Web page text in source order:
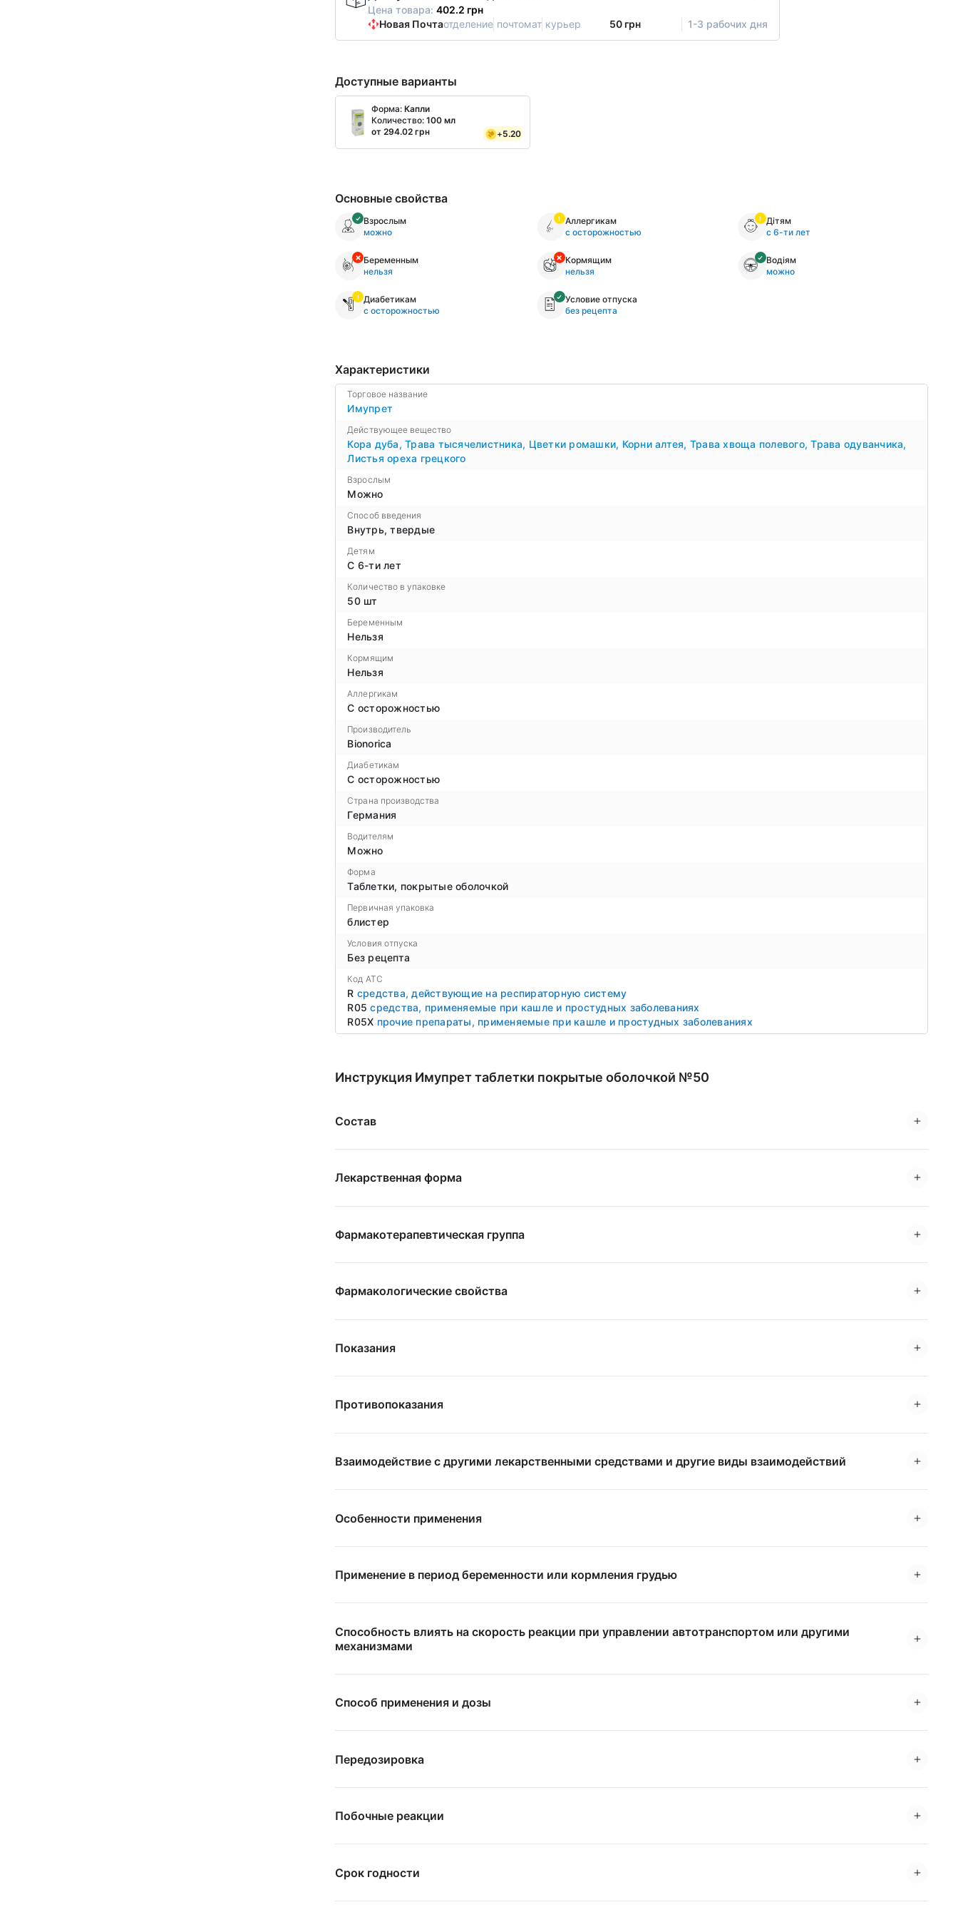
Цена товара:402.2 грн
Новая Почтаотделение почтомат курьер 50 грн 1-3 рабочих дня
Доступные варианты
Форма:Капли
Количество:100 мл
от 294.02 грн
+5.20
Основные свойства
Взрослым
можно
Аллергикам
с осторожностью
Дітям
с 6-ти лет
Беременным
нельзя
Кормящим
нельзя
Водіям
можно
Диабетикам
с осторожностью
Условие отпуска
без рецепта
Характеристики
Торговое название
Имупрет
Действующее вещество
Кора дуба,Трава тысячелистника, Цветки ромашки, Корни алтея, Трава хвоща полевого,Трава одуванчика,
Листья ореха грецкого
Взрослым
Можно
Способ введения
Внутрь, твердые
Детям
С 6-ти лет
Количество в упаковке
50 шт
Беременным
Нельзя
Кормящим
Нельзя
Аллергикам
С осторожностью
Производитель
Bionorica
Диабетикам
С осторожностью
Страна производства
Германия
Водителям
Можно
Форма
Таблетки, покрытые оболочкой
Первичная упаковка
блистер
Условия отпуска
Без рецепта
Код ATC
R средства, действующие на респираторную систему
R05средства, применяемые при кашле и простудных заболеваниях
R05X прочие препараты, применяемые при кашле и простудных заболеваниях
Инструкция Имупрет таблетки покрытые оболочкой №50
Состав
Лекарственная форма
Фармакотерапевтическая группа
Фармакологические свойства
Показания
Противопоказания
Взаимодействие с другими лекарственными средствами и другие виды взаимодействий
Особенности применения
Применение в период беременности или кормления грудью
Способность влиять на скорость реакции при управлении автотранспортом или другими
механизмами
Способ применения и дозы
Передозировка
Побочные реакции
Срок годности